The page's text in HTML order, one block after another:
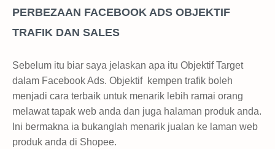
PERBEZAAN FACEBOOK ADS OBJEKTIF
TRAFIK DAN SALES
Sebelum itu biar saya jelaskan apa itu Objektif Target
dalam Facebook Ads. Objektif kempen trafik boleh
menjadi cara terbaik untuk menarik lebih ramai orang
melawat tapak web anda dan juga halaman produk anda.
Ini bermakna ia bukanglah menarik jualan ke laman web
produk anda di Shopee.